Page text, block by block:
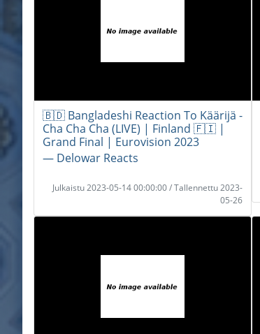
🇧🇩 Bangladeshi Reaction To Käärijä -
Cha Cha Cha (LIVE) | Finland 🇫🇮 |
Grand Final | Eurovision 2023
― Delowar Reacts
Julkaistu 2023-05-14 00:00:00 / Tallennettu 2023-
05-26